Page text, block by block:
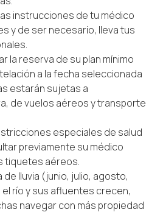
instrucciones de tu médico
y de ser necesario, lleva tus
la reserva de su plan mínimo
a la fecha seleccionada
estarán sujetas a
de vuelos aéreos y transporte
especiales de salud
previamente su médico
tiquetes aéreos.
lluvia (junio, julio, agosto,
río y sus afluentes crecen,
navegar con más propiedad